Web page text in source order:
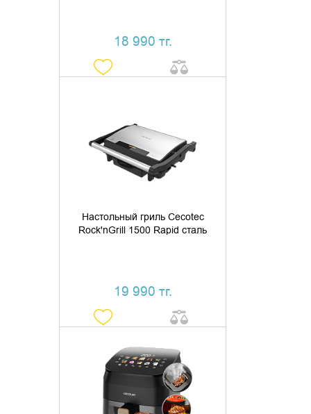
18 990 тг.
Настольный гриль Cecotec
Rock'nGrill 1500 Rapid сталь
19 990 тг.
КУПИТЬ В 1 КЛИК
ДОБАВИТЬ В КОРЗИНУ
КУПИТЬ В 1 КЛИК